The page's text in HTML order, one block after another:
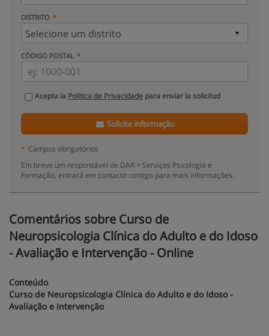
DISTRITO
CÓDIGO POSTAL
Acepta la Política de Privacidade para enviar la solicitud
Solicite informação
* Campos obrigatórios
Em breve um responsável de DAR + Serviços Psicologia e
Formação, entrará em contacto contigo para mais informações.
Comentários sobre Curso de
Neuropsicologia Clínica do Adulto e do Idoso
- Avaliação e Intervenção - Online
Conteúdo
Curso de Neuropsicologia Clínica do Adulto e do Idoso -
Avaliação e Intervenção